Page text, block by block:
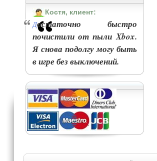
Костя, клиент:
Достаточно быстро
почистили от пыли Xbox.
Я снова подолгу могу быть
в игре без выключений.